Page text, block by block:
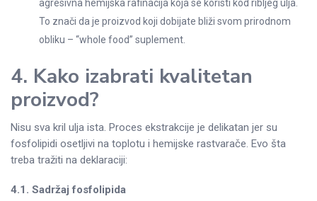
agresivna hemijska rafinacija koja se koristi kod ribljeg ulja.
To znači da je proizvod koji dobijate bliži svom prirodnom
obliku – “whole food” suplement.
4. Kako izabrati kvalitetan
proizvod?
Nisu sva kril ulja ista. Proces ekstrakcije je delikatan jer su
fosfolipidi osetljivi na toplotu i hemijske rastvarače. Evo šta
treba tražiti na deklaraciji:
4.1. Sadržaj fosfolipida